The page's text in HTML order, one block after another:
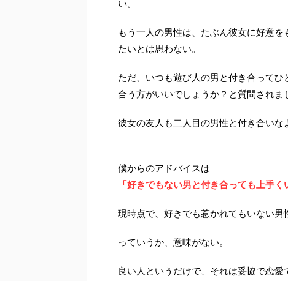
い。
もう一人の男性は、たぶん彼女に好意
たいとは思わない。
ただ、いつも遊び人の男と付き合って
合う方がいいでしょうか？と質問されま
彼女の友人も二人目の男性と付き合いな
僕からのアドバイスは
「好きでもない男と付き合っても上手く
現時点で、好きでも惹かれてもいない男
っていうか、意味がない。
良い人というだけで、それは妥協で恋愛